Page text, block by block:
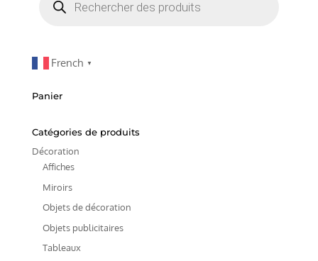
produits
French ▼
Panier
Catégories de produits
Décoration
Affiches
Miroirs
Objets de décoration
Objets publicitaires
Tableaux